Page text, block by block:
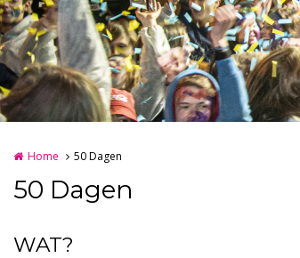
Home 50 Dagen
50 Dagen
WAT?